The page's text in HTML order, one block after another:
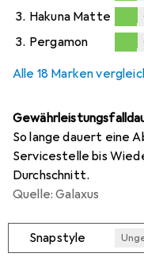
0,2%
3. Hakuna Matte
0,2%
3. Pergamon
Alle 18 Marken
So lange dauert eine
Servicestelle bis
Durchschnitt.
Quelle: Galaxus
Snapstyle